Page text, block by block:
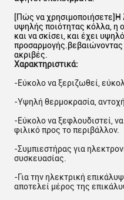
[Πώς να χρησιμοποιήσετε]Η
υψηλής ποιότητας κόλλα, η
και να σκίσει, και έχει
προσαρμογής.βεβαιώνοντας
ακριβές.
Χαρακτηριστικά:
-Εύκολο να ξεριζωθεί,
-Υψηλή θερμοκρασία,
-Εύκολο να ξεφλουδιστεί,
φιλικό προς το περιβάλλον.
-Συμπιεστήρας για
συσκευασίας.
-Για την ηλεκτρική
αποτελεί μέρος της